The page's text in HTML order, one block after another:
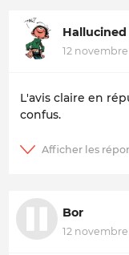
12 novembre
L'avis claire en
confus.
Bor
12 novembre